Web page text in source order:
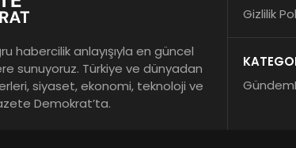
habercilik anlayışıyla en güncel
sunuyoruz. Türkiye ve dünyadan
siyaset, ekonomi, teknoloji ve
Demokrat’ta.
Gizlilik
Gündem